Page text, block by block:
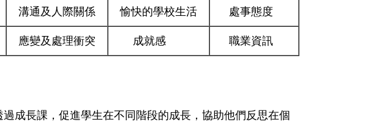
溝通及人際關係 愉快的學校生活 處事態度
應變及處理衝突 成就感 職業資訊
成長課，促進學生在不同階段的成長，協助他們反思在個